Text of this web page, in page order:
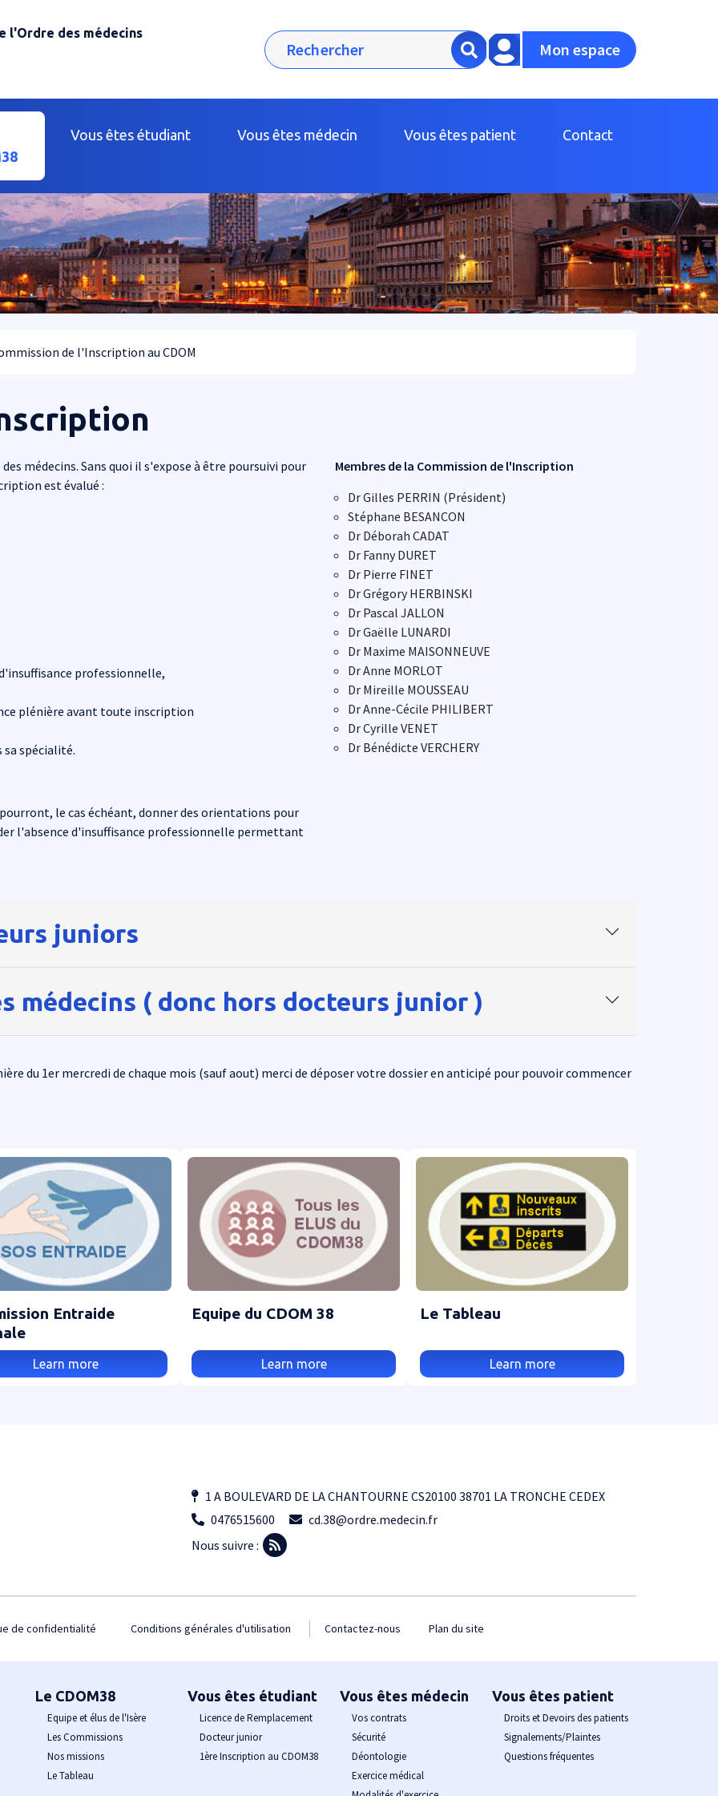
l'Ordre des médecins Rechercher Mon espace
Vous êtes étudiant Vous êtes médecin Vous êtes patient Contact
de l'Inscription au CDOM
médecins. Sans quoi il s'expose à être poursuivi pour
est évalué :
professionnelle,
plénière avant toute inscription
sa spécialité.
le cas échéant, donner des orientations pour
l'absence d'insuffisance professionnelle permettant
Membres de la Commission de l'Inscription
Dr Gilles PERRIN (Président)
Stéphane BESANCON
Dr Déborah CADAT
Dr Fanny DURET
Dr Pierre FINET
Dr Grégory HERBINSKI
Dr Pascal JALLON
Dr Gaëlle LUNARDI
Dr Maxime MAISONNEUVE
Dr Anne MORLOT
Dr Mireille MOUSSEAU
Dr Anne-Cécile PHILIBERT
Dr Cyrille VENET
Dr Bénédicte VERCHERY
juniors
médecins ( donc hors docteurs junior )
du 1er mercredi de chaque mois (sauf aout) merci de déposer votre dossier en anticipé pour pouvoir commencer
Entraide
Learn more
Equipe du CDOM 38
Learn more
Le Tableau
Learn more
1 A BOULEVARD DE LA CHANTOURNE CS20100 38701 LA TRONCHE CEDEX
0476515600
cd.38@ordre.medecin.fr
Nous suivre :
de confidentialité Conditions générales d'utilisation Contactez-nous Plan du site
Le CDOM38
Equipe et élus de l'Isère
Les Commissions
Nos missions
Le Tableau
Vous êtes étudiant
Licence de Remplacement
Docteur junior
1ère Inscription au CDOM38
Vous êtes médecin
Vos contrats
Sécurité
Déontologie
Exercice médical
Vous êtes patient
Droits et Devoirs des patients
Signalements/Plaintes
Questions fréquentes